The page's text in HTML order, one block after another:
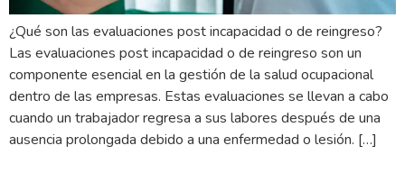
¿Qué son las evaluaciones post incapacidad o de reingreso?
Las evaluaciones post incapacidad o de reingreso son un
componente esencial en la gestión de la salud ocupacional
dentro de las empresas. Estas evaluaciones se llevan a cabo
cuando un trabajador regresa a sus labores después de una
ausencia prolongada debido a una enfermedad o lesión. […]